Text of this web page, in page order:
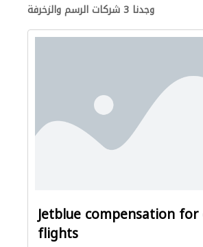
وجدنا 3 شركات الرسم والزخرفة
Jetblue compensation for
flights